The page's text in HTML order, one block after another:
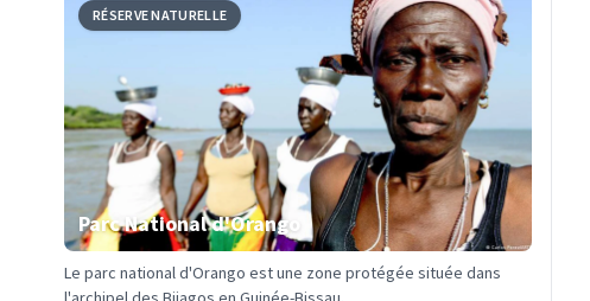
RÉSERVE NATURELLE
Parc National d'Orango
Le parc national d'Orango est une zone protégée située dans